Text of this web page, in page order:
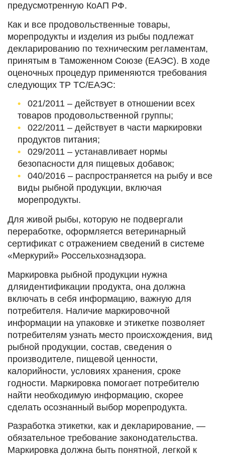
предусмотренную КоАП РФ.
Как и все продовольственные товары,
морепродукты и изделия из рыбы подлежат
декларированию по техническим регламентам,
принятым в Таможенном Союзе (ЕАЭС). В ходе
оценочных процедур применяются требования
следующих ТР ТС/ЕАЭС:
021/2011 – действует в отношении всех
товаров продовольственной группы;
022/2011 – действует в части маркировки
продуктов питания;
029/2011 – устанавливает нормы
безопасности для пищевых добавок;
040/2016 – распространяется на рыбу и все
виды рыбной продукции, включая
морепродукты.
Для живой рыбы, которую не подвергали
переработке, оформляется ветеринарный
сертификат с отражением сведений в системе
«Меркурий» Россельхознадзора.
Маркировка рыбной продукции нужна
дляидентификации продукта, она должна
включать в себя информацию, важную для
потребителя. Наличие маркировочной
информации на упаковке и этикетке позволяет
потребителям узнать место происхождения, вид
рыбной продукции, состав, сведения о
производителе, пищевой ценности,
калорийности, условиях хранения, сроке
годности. Маркировка помогает потребителю
найти необходимую информацию, скорее
сделать осознанный выбор морепродукта.
Разработка этикетки, как и декларирование, —
обязательное требование законодательства.
Маркировка должна быть понятной, легкой к